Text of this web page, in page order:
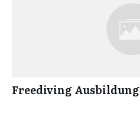
Freediving Ausbildung